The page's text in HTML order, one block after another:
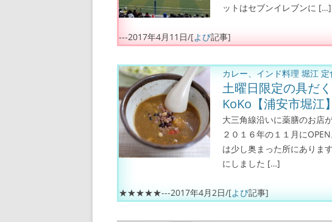
ットはセブンイレブンに […]
---2017年4月11日/[よぴ記事]
カレー、インド料理 堀江 定
土曜日限定の具だ
KoKo【浦安市堀江】
大三角線沿いに薬膳のお店
２０１６年の１１月に
は少し奥まった所にありま
にしました […]
★★★★★---2017年4月2日/[よぴ記事]